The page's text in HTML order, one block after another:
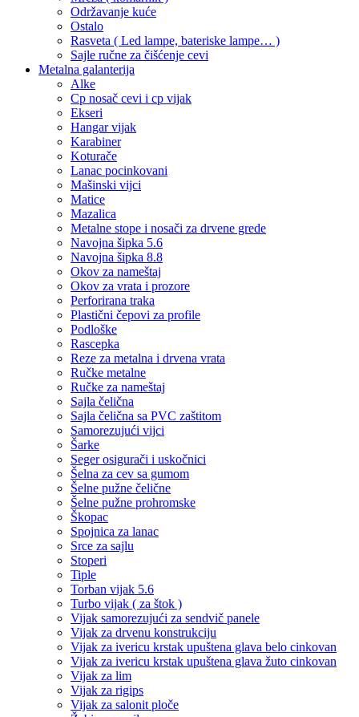
Održavanje kuće
Ostalo
Rasveta ( Led lampe, bateriske lampe… )
Sajle ručne za čišćenje cevi
Metalna galanterija
Alke
Cp nosač cevi i cp vijak
Ekseri
Hangar vijak
Karabiner
Koturače
Lanac pocinkovani
Mašinski vijci
Matice
Mazalica
Metalne stope i nosači za drvene grede
Navojna šipka 5.6
Navojna šipka 8.8
Okov za nameštaj
Okov za vrata i prozore
Perforirana traka
Plastični čepovi za profile
Podloške
Rascepka
Reze za metalna i drvena vrata
Ručke metalne
Ručke za nameštaj
Sajla čelična
Sajla čelična sa PVC zaštitom
Samorezujući vijci
Šarke
Seger osigurači i uskočnici
Šelna za cev sa gumom
Šelne pužne čelične
Šelne pužne prohromske
Škopac
Spojnica za lanac
Srce za sajlu
Stoperi
Tiple
Torban vijak 5.6
Turbo vijak ( za štok )
Vijak samorezujući za sendvič panele
Vijak za drvenu konstrukciju
Vijak za ivericu krstak upuštena glava belo cinkovan
Vijak za ivericu krstak upuštena glava žuto cinkovan
Vijak za lim
Vijak za rigips
Vijak za salonit ploče